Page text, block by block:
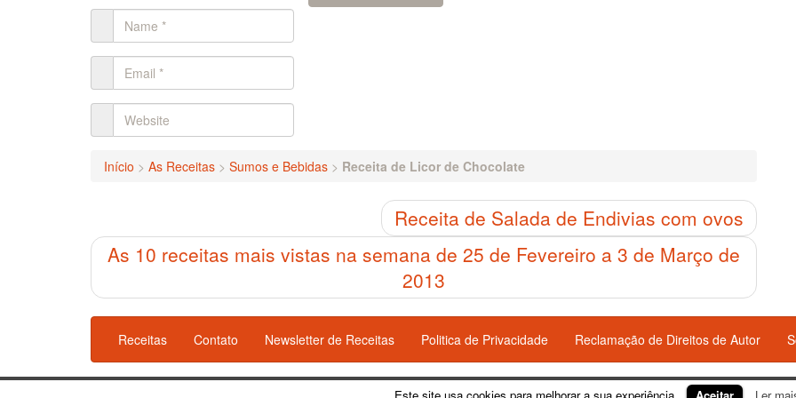
Início > As Receitas > Sumos e Bebidas > Receita de Licor de Chocolate
Receita de Salada de Endivias com ovos
As 10 receitas mais vistas na semana de 25 de Fevereiro a 3 de Março de
2013
Receitas Contato Newsletter de Receitas Politica de Privacidade Reclamação de Direitos de Autor